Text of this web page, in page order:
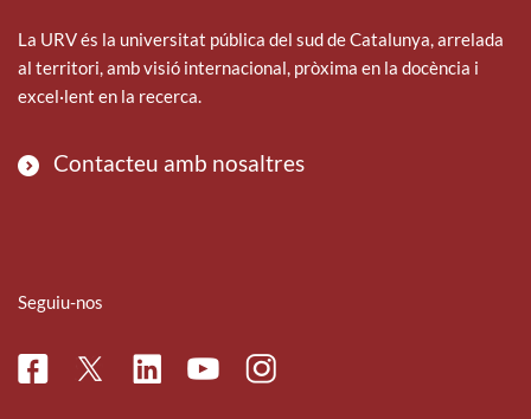
La URV és la universitat pública del sud de Catalunya, arrelada
al territori, amb visió internacional, pròxima en la docència i
excel·lent en la recerca.
Contacteu amb nosaltres
Seguiu-nos
FacebookTwitterLinkedinYoutubeInstagram